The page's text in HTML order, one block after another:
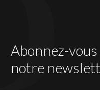
Abonnez-vous
notre